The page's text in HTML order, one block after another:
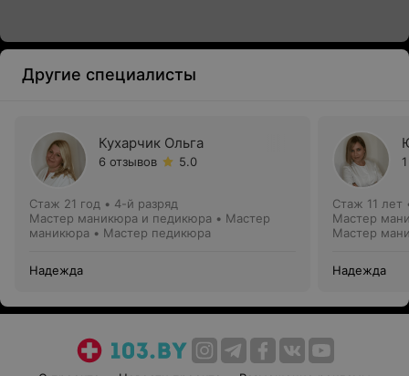
Другие специалисты
Кухарчик Ольга
6 отзывов 5.0
Стаж 21 год • 4-й разряд
Мастер маникюра и педикюра • Мастер
маникюра • Мастер педикюра
Надежда
Стаж 11 лет
Мастер
Мастер
Надежда